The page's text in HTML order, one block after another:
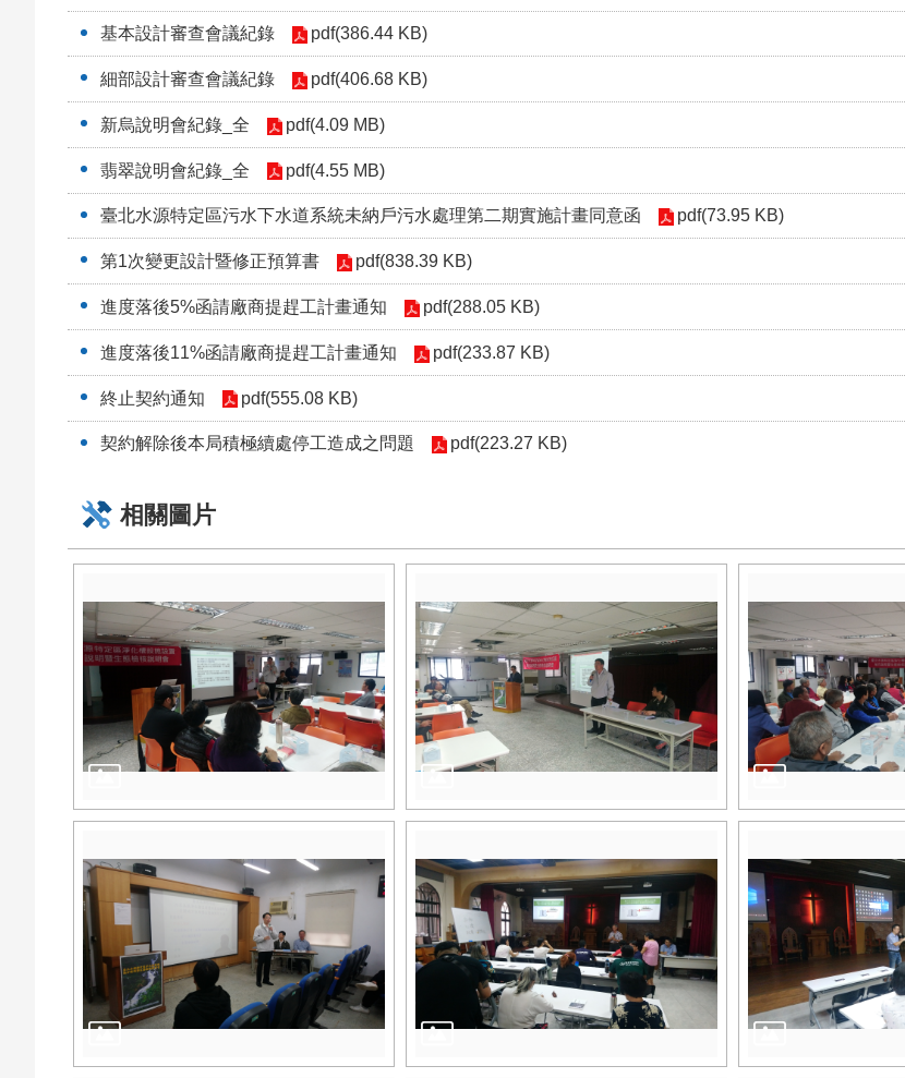
基本設計審查會議紀錄 pdf(386.44 KB)
細部設計審查會議紀錄 pdf(406.68 KB)
新烏說明會紀錄_全 pdf(4.09 MB)
翡翠說明會紀錄_全 pdf(4.55 MB)
臺北水源特定區污水下水道系統未納戶污水處理第二期實施計畫同意函 pdf(73.95 KB)
第1次變更設計暨修正預算書 pdf(838.39 KB)
進度落後5%函請廠商提趕工計畫通知 pdf(288.05 KB)
進度落後11%函請廠商提趕工計畫通知 pdf(233.87 KB)
終止契約通知 pdf(555.08 KB)
契約解除後本局積極續處停工造成之問題 pdf(223.27 KB)
相關圖片